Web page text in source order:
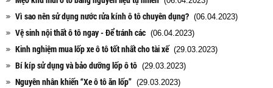
Vì sao nên sử dụng nước rửa kính ô tô chuyên dụng? (06.04.2023)
Vệ sinh nội thất ô tô ngay - Để tránh các (06.04.2023)
Kinh nghiệm mua lốp xe ô tô tốt nhất cho tài xế(29.03.2023)
Bí kíp sử dụng và bảo dưỡng lốp ô tô (29.03.2023)
Nguyên nhân khiến “Xe ô tô ăn lốp” (29.03.2023)